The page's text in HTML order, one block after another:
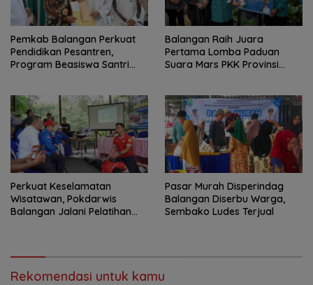
Pemkab Balangan Perkuat
Pendidikan Pesantren,
Program Beasiswa Santri
Balangan Raih Juara
Pertama Lomba Paduan
Suara Mars PKK Provinsi
Perkuat Keselamatan
Wisatawan, Pokdarwis
Balangan Jalani Pelatihan
Pasar Murah Disperindag
Balangan Diserbu Warga,
Sembako Ludes Terjual
Rekomendasi untuk kamu